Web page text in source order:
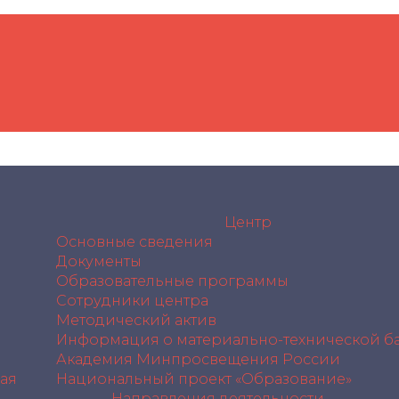
Центр
Основные сведения
Документы
Образовательные программы
Сотрудники центра
Методический актив
Информация о материально-технической
Академия Минпросвещения России
Национальный проект «Образование»